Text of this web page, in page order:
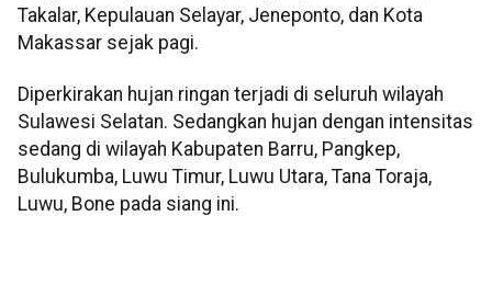
Takalar, Kepulauan Selayar, Jeneponto, dan Kota
Makassar sejak pagi.
Diperkirakan hujan ringan terjadi di seluruh wilayah
Sulawesi Selatan. Sedangkan hujan dengan intensitas
sedang di wilayah Kabupaten Barru, Pangkep,
Bulukumba, Luwu Timur, Luwu Utara, Tana Toraja,
Luwu, Bone pada siang ini.